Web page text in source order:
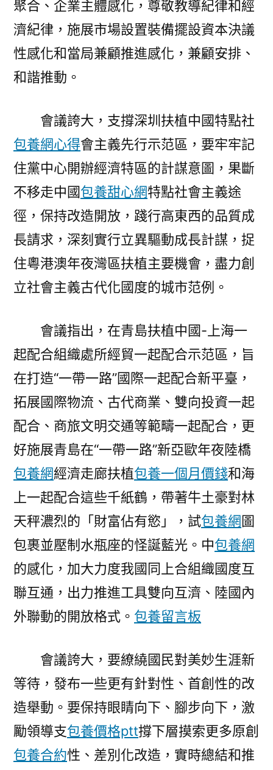
聚合、企業主體感化，尊敬教導紀律和經
濟紀律，施展市場設置裝備擺設資本決議
性感化和當局兼顧推進感化，兼顧安排、
和諧推動。
會議誇大，支撐深圳扶植中國特點社
包養網心得會主義先行示范區，要牢牢記
住黨中心開辦經濟特區的計謀意圖，果斷
不移走中國包養甜心網特點社會主義途
徑，保持改造開放，踐行高東西的品質成
長請求，深刻實行立異驅動成長計謀，捉
住粵港澳年夜灣區扶植主要機會，盡力創
立社會主義古代化國度的城市范例。
會議指出，在青島扶植中國-上海一
起配合組織處所經貿一起配合示范區，旨
在打造“一帶一路”國際一起配合新平臺，
拓展國際物流、古代商業、雙向投資一起
配合、商旅文明交通等範疇一起配合，更
好施展青島在“一帶一路”新亞歐年夜陸橋
包養網經濟走廊扶植包養一個月價錢和海
上一起配合這些千紙鶴，帶著牛土豪對林
天秤濃烈的「財富佔有慾」，試包養網圖
包裹並壓制水瓶座的怪誕藍光。中包養網
的感化，加大力度我國同上合組織國度互
聯互通，出力推進工具雙向互濟、陸國內
外聯動的開放格式。 包養留言板
會議誇大，要繚繞國民對美妙生涯新
等待，發布一些更有針對性、首創性的改
造舉動。要保持眼睛向下、腳步向下，激
勵領導支包養價格ptt撐下層摸索更多原創
包養合約性、差別化改造，實時總結和推